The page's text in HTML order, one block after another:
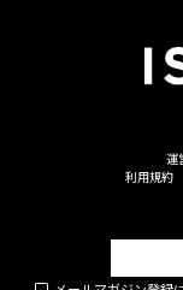
運
利用規約